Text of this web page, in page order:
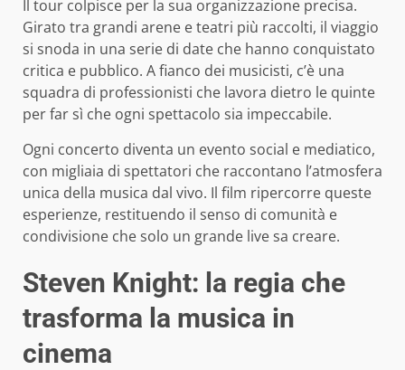
Il tour colpisce per la sua organizzazione precisa.
Girato tra grandi arene e teatri più raccolti, il viaggio
si snoda in una serie di date che hanno conquistato
critica e pubblico. A fianco dei musicisti, c’è una
squadra di professionisti che lavora dietro le quinte
per far sì che ogni spettacolo sia impeccabile.
Ogni concerto diventa un evento social e mediatico,
con migliaia di spettatori che raccontano l’atmosfera
unica della musica dal vivo. Il film ripercorre queste
esperienze, restituendo il senso di comunità e
condivisione che solo un grande live sa creare.
Steven Knight: la regia che
trasforma la musica in
cinema